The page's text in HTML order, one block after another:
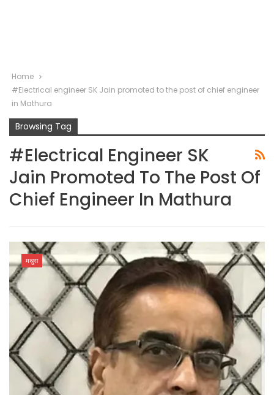
Home
#Electrical engineer SK Jain promoted to the post of chief engineer
in Mathura
Browsing Tag
#Electrical Engineer SK
Jain Promoted To The Post Of
Chief Engineer In Mathura
मथुरा